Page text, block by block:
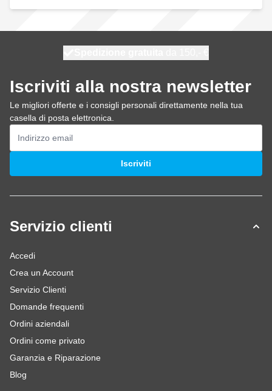
Iscriviti alla nostra newsletter
Le migliori offerte e i consigli personali direttamente nella tua
casella di posta elettronica.
Indirizzo email
Iscriviti
Servizio clienti
Accedi
Crea un Account
Servizio Clienti
Domande frequenti
Ordini aziendali
Ordini come privato
Garanzia e Riparazione
Blog